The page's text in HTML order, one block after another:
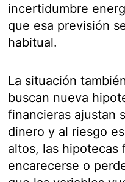
incertidumbre
que esa previsión
habitual.
La situación
buscan nueva
financieras ajustan
dinero y al riesgo
altos, las hipotecas
encarecerse o